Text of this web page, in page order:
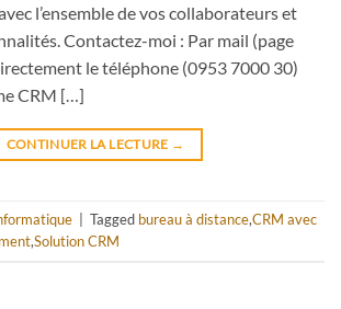
l’ensemble de vos collaborateurs et
Contactez-moi : Par mail (page
le téléphone (0953 7000 30)
CRM […]
CONTINUER LA LECTURE →
Tagged bureau à distance,CRM avec
,Solution CRM